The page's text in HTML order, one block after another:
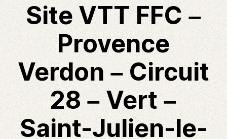
Site VTT FFC –
Provence
Verdon – Circuit
28 – Vert –
Saint-Julien-le-